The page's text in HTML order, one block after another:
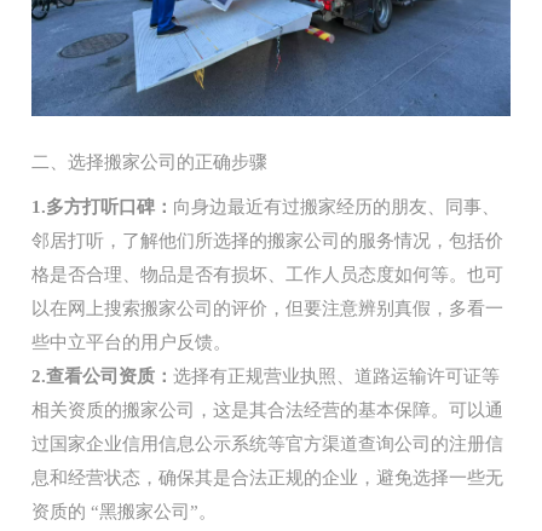
二、选择搬家公司的正确步骤
1.多方打听口碑： 向身边最近有过搬家经历的朋友、同事、
邻居打听，了解他们所选择的搬家公司的服务情况，包括价
格是否合理、物品是否有损坏、工作人员态度如何等。也可
以在网上搜索搬家公司的评价，但要注意辨别真假，多看一
些中立平台的用户反馈。
2.查看公司资质：选择有正规营业执照、道路运输许可证等
相关资质的搬家公司，这是其合法经营的基本保障。可以通
过国家企业信用信息公示系统等官方渠道查询公司的注册信
息和经营状态，确保其是合法正规的企业，避免选择一些无
资质的 “黑搬家公司”。